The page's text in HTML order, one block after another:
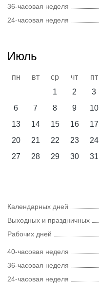
36-часовая неделя
24-часовая неделя
Июль
пн вт ср чт пт
1
2 3
6
7 8 9 10
13
14 15 16 17
20
21 22 23 24
27
28 29 30 31
Календарных дней
Выходных и праздничных
Рабочих дней
40-часовая неделя
36-часовая неделя
24-часовая неделя